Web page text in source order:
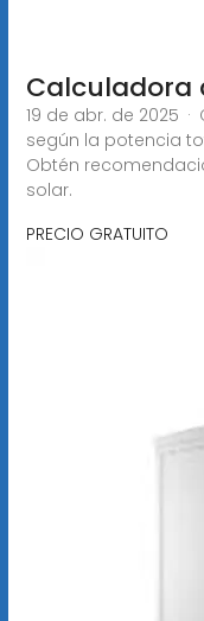
Calculadora
19 de abr. de 2025
según la potencia
Obtén
solar.
PRECIO GRATUITO